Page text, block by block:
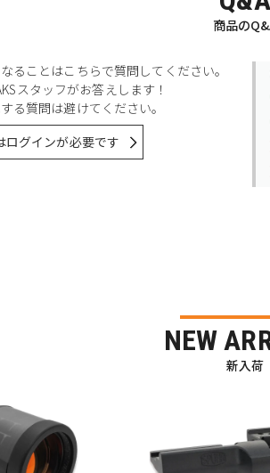
商品の
ることはこちらで質問してください。
スタッフがお答えします！
る質問は避けてください。
ログインが必要です
NEW
新入荷